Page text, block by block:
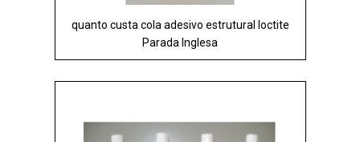
quanto custa cola adesivo estrutural loctite
Parada Inglesa